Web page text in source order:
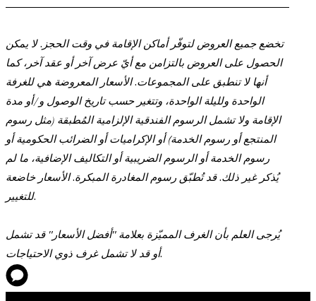
تخضع جميع العروض لتوفّر أماكن الإقامة في وقت الحجز. لا يمكن
الحصول على العروض بالتزامن مع أيّ عرض آخر أو عقد آخر، كما
أنها لا تنطبق على المجموعات. الأسعار المعروضة هي للغرفة
الواحدة ولليلة الواحدة، وتتغير حسب تاريخ الوصول و/أو مدة
الإقامة ولا تشمل الرسوم الفندقية الإلزامية المُطبقة (مثل رسوم
المنتجع أو رسوم الخدمة) أو الإكراميات أو الضرائب الحكومية أو
رسوم الخدمة أو الرسوم الضريبية أو التكاليف الإضافية، ما لم
يُذكر غير ذلك. قد تُطبّق رسوم المغادرة المبكرة. الأسعار خاضعة
للتغيير.
يُرجى العلم بأن الغرف المميّزة بعلامة "أفضل الأسعار" قد تشمل
أو قد لا تشمل غرف ذوي الاحتياجات.